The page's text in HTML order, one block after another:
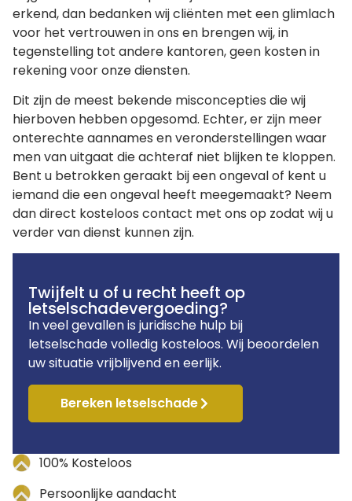
Twijfelt u of u recht heeft op
letselschadevergoeding?
In veel gevallen is juridische hulp bij
letselschade volledig kosteloos. Wij beoordelen
uw situatie vrijblijvend en eerlijk.
Bereken letselschade
100% Kosteloos
Persoonlijke aandacht
erkend, dan bedanken wij cliënten met een glimlach
voor het vertrouwen in ons en brengen wij, in
tegenstelling tot andere kantoren, geen kosten in
rekening voor onze diensten.
Dit zijn de meest bekende misconcepties die wij
hierboven hebben opgesomd. Echter, er zijn meer
onterechte aannames en veronderstellingen waar
men van uitgaat die achteraf niet blijken te kloppen.
Bent u betrokken geraakt bij een ongeval of kent u
iemand die een ongeval heeft meegemaakt? Neem
dan direct kosteloos contact met ons op zodat wij u
verder van dienst kunnen zijn.